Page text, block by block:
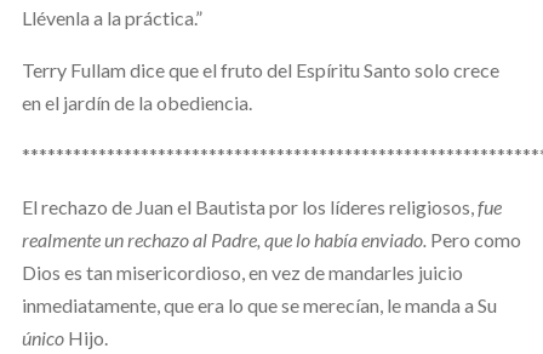
Llévenla a la práctica.”
Terry Fullam dice que el fruto del Espíritu Santo solo crece
en el jardín de la obediencia.
El rechazo de Juan el Bautista por los líderes religiosos,fue
realmente un rechazo al Padre, que lo había enviado. Pero como
Dios es tan misericordioso, en vez de mandarles juicio
inmediatamente, que era lo que se merecían, le manda a Su
únicoHijo.